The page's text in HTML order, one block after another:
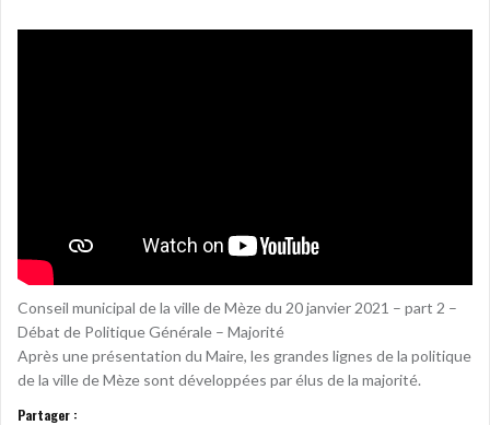
Conseil municipal de la ville de Mèze du 20 janvier 2021 – part 2 –
Débat de Politique Générale – Majorité
Après une présentation du Maire, les grandes lignes de la politique
de la ville de Mèze sont développées par élus de la majorité.
Partager :